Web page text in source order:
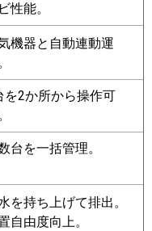
性能。
機器と自動連動運
を2か所から操作可
台を一括管理。
を持ち上げて排出。
自由度向上。